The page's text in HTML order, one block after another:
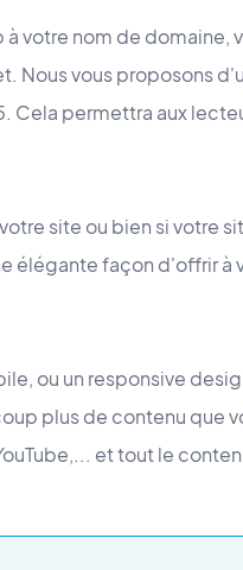
votre nom de domaine,
Nous vous proposons
Cela permettra aux
site ou bien si votre
élégante façon d'offrir à
ou un responsive
plus de contenu que
et tout le